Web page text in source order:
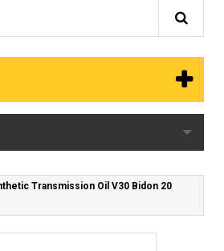
Transmission Oil V30 Bidon 20